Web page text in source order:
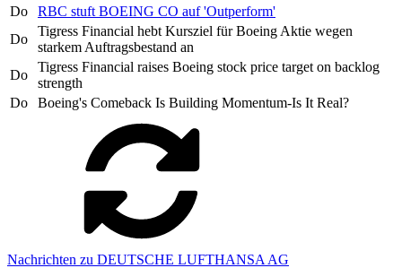
Do
RBC stuft BOEING CO auf 'Outperform'
Do
Tigress Financial hebt Kursziel für Boeing Aktie wegen
starkem Auftragsbestand an
Do
Tigress Financial raises Boeing stock price target on backlog
strength
Do
Boeing's Comeback Is Building Momentum-Is It Real?
Nachrichten zu DEUTSCHE LUFTHANSA AG